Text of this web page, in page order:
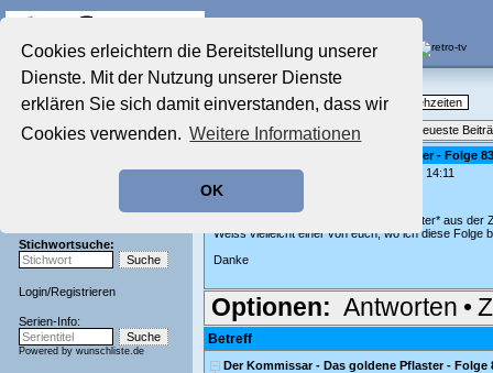
Cookies erleichtern die Bereitstellung unserer
Dienste. Mit der Nutzung unserer Dienste
erklären Sie sich damit einverstanden, dass wir
Cookies verwenden. Weitere Informationen
OK
Startseite
Aktuelles Forum
Film-Forum
Zeichentrick-Forum
Stichwortsuche:
Login/Registrieren
Serien-Info:
Powered by wunschliste.de
Nostalgieecke
TV-Erinnerungen an gute, alte Fernsehzeiten
Themenübersicht • Neues Thema
Neueste
Der Kommissar - Das goldene Pflaster - Folge 83
geschrieben von:
, 06.07.23 14:11
Hallo,
ich suche die Folge *Das goldene Pflaster* aus der
Weiss vielleicht einer von euch, wo ich diese Folge
Danke
Optionen: Antworten •
Betreff
Der Kommissar - Das goldene Pflaster - Folge